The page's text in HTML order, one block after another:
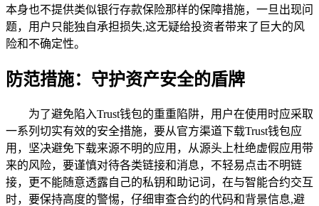
本身也不提供类似银行存款保险那样的保障措施，一旦出现问
题，用户只能独自承担损失,这无疑给投资者带来了巨大的风
险和不确定性。
防范措施：守护资产安全的盾牌
为了避免陷入Trust钱包的重重陷阱，用户在使用时应采取
一系列切实有效的安全措施，要从官方渠道下载Trust钱包应
用，坚决避免下载来源不明的应用，从源头上杜绝虚假应用带
来的风险，要谨慎对待各类链接和消息，不轻易点击不明链
接，更不能随意透露自己的私钥和助记词，在与智能合约交互
时，要保持高度的警惕，仔细审查合约的代码和背景信息,避